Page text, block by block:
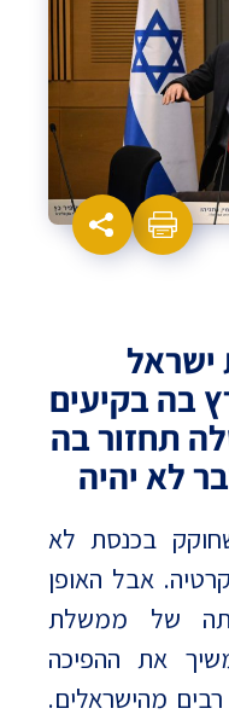
ישראל
בה בקיעים
תחזור בה
לא יהיה
בכנסת לא
אבל האופן
של ממשלת
את ההפיכה
מהישראלים.